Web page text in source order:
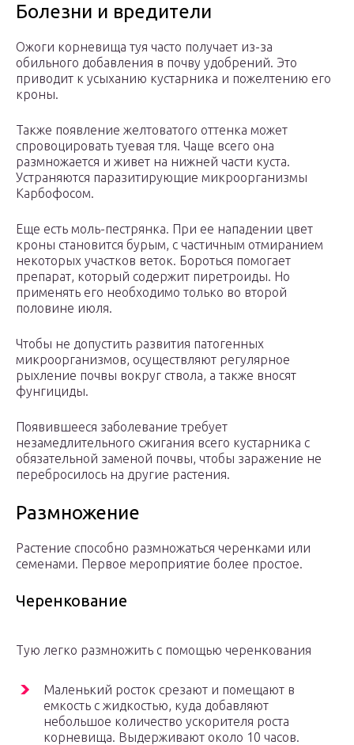
Болезни и вредители
Ожоги корневища туя часто получает из-за
обильного добавления в почву удобрений. Это
приводит к усыханию кустарника и пожелтению его
кроны.
Также появление желтоватого оттенка может
спровоцировать туевая тля. Чаще всего она
размножается и живет на нижней части куста.
Устраняются паразитирующие микроорганизмы
Карбофосом.
Еще есть моль-пестрянка. При ее нападении цвет
кроны становится бурым, с частичным отмиранием
некоторых участков веток. Бороться помогает
препарат, который содержит пиретроиды. Но
применять его необходимо только во второй
половине июля.
Чтобы не допустить развития патогенных
микроорганизмов, осуществляют регулярное
рыхление почвы вокруг ствола, а также вносят
фунгициды.
Появившееся заболевание требует
незамедлительного сжигания всего кустарника с
обязательной заменой почвы, чтобы заражение не
перебросилось на другие растения.
Размножение
Растение способно размножаться черенками или
семенами. Первое мероприятие более простое.
Черенкование
Тую легко размножить с помощью черенкования
Маленький росток срезают и помещают в
емкость с жидкостью, куда добавляют
небольшое количество ускорителя роста
корневища. Выдерживают около 10 часов.